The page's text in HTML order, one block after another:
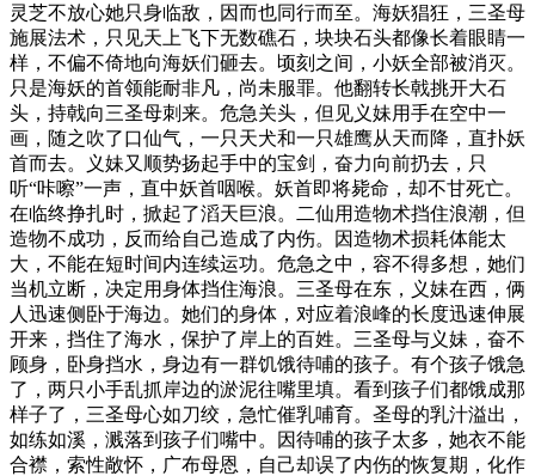
灵芝不放心她只身临敌，因而也同行而至。海妖猖狂，三圣母
施展法术，只见天上飞下无数礁石，块块石头都像长着眼睛一
样，不偏不倚地向海妖们砸去。顷刻之间，小妖全部被消灭。
只是海妖的首领能耐非凡，尚未服罪。他翻转长戟挑开大石
头，持戟向三圣母刺来。危急关头，但见义妹用手在空中一
画，随之吹了口仙气，一只天犬和一只雄鹰从天而降，直扑妖
首而去。义妹又顺势扬起手中的宝剑，奋力向前扔去，只
听“咔嚓”一声，直中妖首咽喉。妖首即将毙命，却不甘死亡。
在临终挣扎时，掀起了滔天巨浪。二仙用造物术挡住浪潮，但
造物不成功，反而给自己造成了内伤。因造物术损耗体能太
大，不能在短时间内连续运功。危急之中，容不得多想，她们
当机立断，决定用身体挡住海浪。三圣母在东，义妹在西，俩
人迅速侧卧于海边。她们的身体，对应着浪峰的长度迅速伸展
开来，挡住了海水，保护了岸上的百姓。三圣母与义妹，奋不
顾身，卧身挡水，身边有一群饥饿待哺的孩子。有个孩子饿急
了，两只小手乱抓岸边的淤泥往嘴里填。看到孩子们都饿成那
样子了，三圣母心如刀绞，急忙催乳哺育。圣母的乳汁溢出，
如练如溪，溅落到孩子们嘴中。因待哺的孩子太多，她衣不能
合襟，索性敞怀，广布母恩，自己却误了内伤的恢复期，化作